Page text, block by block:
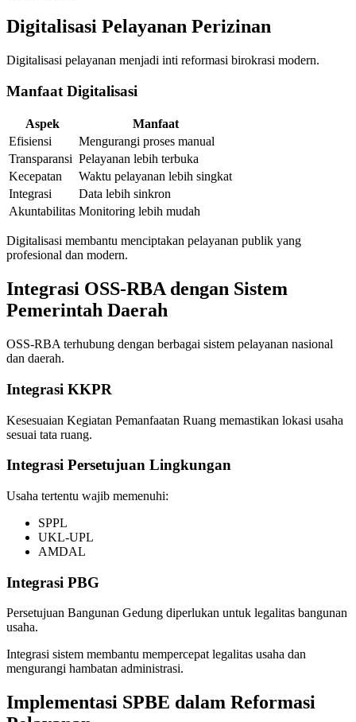
Digitalisasi Pelayanan Perizinan
Digitalisasi pelayanan menjadi inti reformasi birokrasi modern.
Manfaat Digitalisasi
Aspek
Manfaat
Efisiensi
Mengurangi proses manual
Transparansi Pelayanan lebih terbuka
Kecepatan
Waktu pelayanan lebih singkat
Integrasi
Data lebih sinkron
Akuntabilitas Monitoring lebih mudah
Digitalisasi membantu menciptakan pelayanan publik yang
profesional dan modern.
Integrasi OSS-RBA dengan Sistem
Pemerintah Daerah
OSS-RBA terhubung dengan berbagai sistem pelayanan nasional
dan daerah.
Integrasi KKPR
Kesesuaian Kegiatan Pemanfaatan Ruang memastikan lokasi usaha
sesuai tata ruang.
Integrasi Persetujuan Lingkungan
Usaha tertentu wajib memenuhi:
SPPL
UKL-UPL
AMDAL
Integrasi PBG
Persetujuan Bangunan Gedung diperlukan untuk legalitas bangunan
usaha.
Integrasi sistem membantu mempercepat legalitas usaha dan
mengurangi hambatan administrasi.
Implementasi SPBE dalam Reformasi